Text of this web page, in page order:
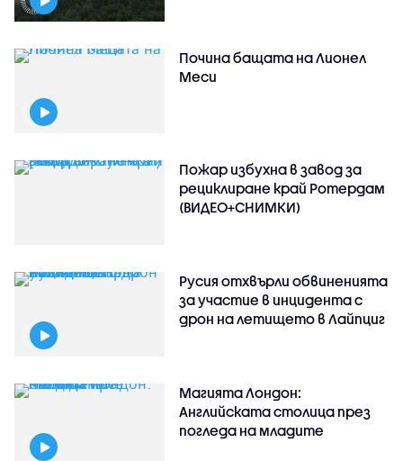
Почина бащата на Лионел
Меси
Пожар избухна в завод за
рециклиране край Ротердам
(ВИДЕО+СНИМКИ)
Русия отхвърли обвиненията
за участие в инцидента с
дрон на летището в Лайпциг
Магията Лондон:
Английската столица през
погледа на младите